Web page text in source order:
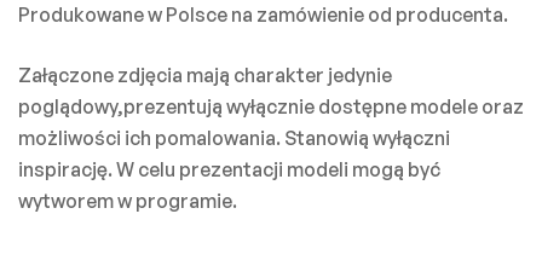
Produkowane w Polsce na zamówienie od producenta.
Załączone zdjęcia mają charakter jedynie
poglądowy,prezentują wyłącznie dostępne modele oraz
możliwości ich pomalowania. Stanowią wyłączni
inspirację. W celu prezentacji modeli mogą być
wytworem w programie.